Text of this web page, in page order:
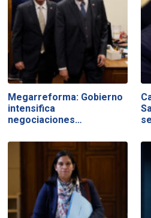
Megarreforma: Gobierno
intensifica
negociaciones…